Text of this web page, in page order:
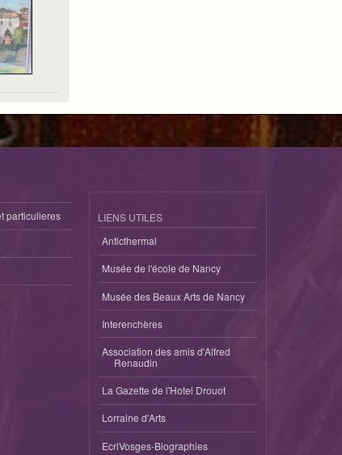
particulieres
LIENS UTILES
Anticthermal
Musée de l'école de Nancy
Musée des Beaux Arts de Nancy
Interenchères
Association des amis d'Alfred
Renaudin
La Gazette de l'Hotel Drouot
Lorraine d'Arts
EcriVosges-Biographies